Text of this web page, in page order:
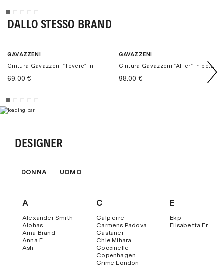
Klarna(pagamento in 3 rate a interessi zero)
Contrassegno
Per maggiori dettagli ti invitiamo a visitare la sezione
DALLO STESSO BRAND
GAVAZZENI
Cintura Gavazzeni "Tevere" in pelle H. 30 mm con fibbia lucida
69.00 €
GAVAZZENI
Cintura Gavazzeni "Allier" in pelle stampata con fibbia ottone
98.00 €
DESIGNER
DONNA UOMO
A
Alexander Smith
Alohas
Ama Brand
Anna F.
Ash
C
Calpierre
Carmens Padova
Castañer
Chie Mihara
Coccinelle
Copenhagen
Crime London
E
Ekp
Elisabetta Franchi